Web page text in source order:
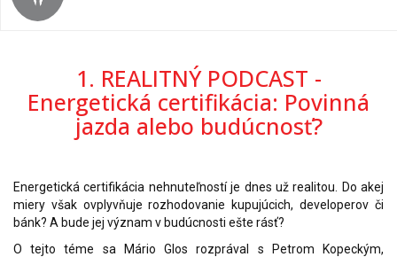
1. REALITNÝ PODCAST -
Energetická certifikácia: Povinná
jazda alebo budúcnosť?
Energetická certifikácia nehnuteľností je dnes už realitou. Do akej
miery však ovplyvňuje rozhodovanie kupujúcich, developerov či
bánk? A bude jej význam v budúcnosti ešte rásť?
O tejto téme sa Mário Glos rozprával s Petrom Kopeckým,